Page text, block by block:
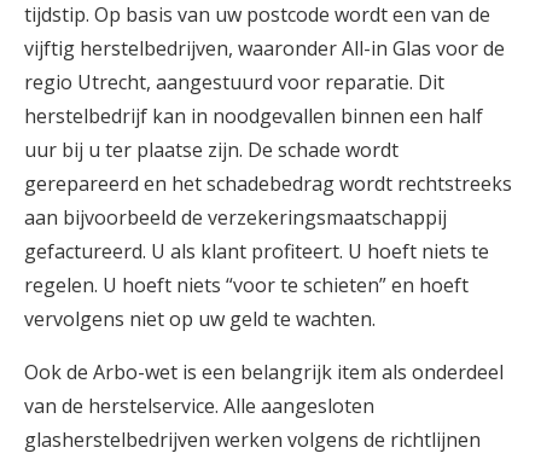
tijdstip. Op basis van uw postcode wordt een van de
vijftig herstelbedrijven, waaronder All-in Glas voor de
regio Utrecht, aangestuurd voor reparatie. Dit
herstelbedrijf kan in noodgevallen binnen een half
uur bij u ter plaatse zijn. De schade wordt
gerepareerd en het schadebedrag wordt rechtstreeks
aan bijvoorbeeld de verzekeringsmaatschappij
gefactureerd. U als klant profiteert. U hoeft niets te
regelen. U hoeft niets “voor te schieten” en hoeft
vervolgens niet op uw geld te wachten.
Ook de Arbo-wet is een belangrijk item als onderdeel
van de herstelservice. Alle aangesloten
glasherstelbedrijven werken volgens de richtlijnen